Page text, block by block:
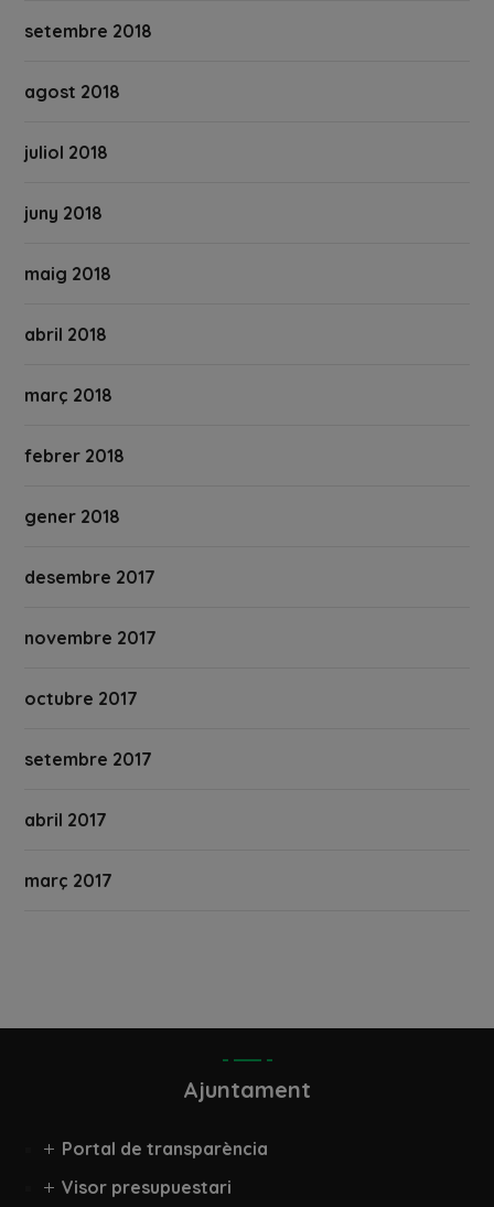
setembre 2018
agost 2018
juliol 2018
juny 2018
maig 2018
abril 2018
març 2018
febrer 2018
gener 2018
desembre 2017
novembre 2017
octubre 2017
setembre 2017
abril 2017
març 2017
Ajuntament
Portal de transparència
Visor presupuestari